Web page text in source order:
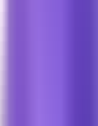
zurück-
aktiviert
erstatten wir